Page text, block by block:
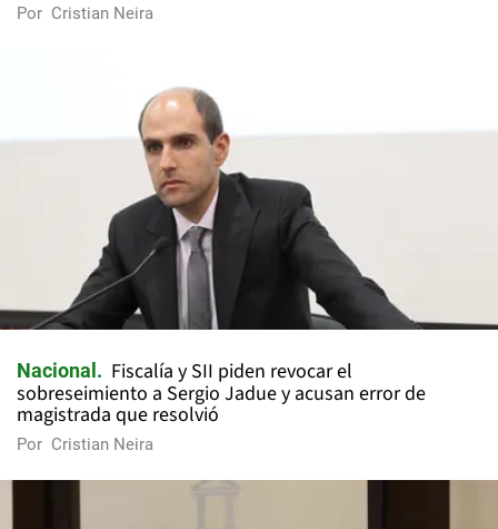
Por Cristian Neira
Nacional
Fiscalía y SII piden revocar el
sobreseimiento a Sergio Jadue y acusan error de
magistrada que resolvió
Por Cristian Neira